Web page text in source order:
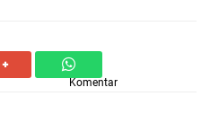
Komentar